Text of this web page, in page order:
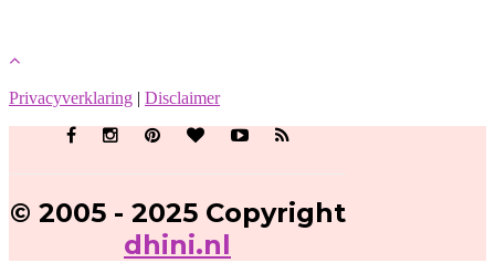
Privacyverklaring | Disclaimer
© 2005 - 2025 Copyright
dhini.nl